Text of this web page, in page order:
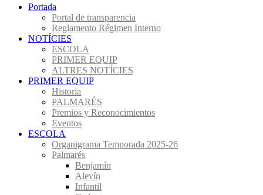
Portada
Portal de transparencia
Reglamento Régimen Interno
NOTÍCIES
ESCOLA
PRIMER EQUIP
ALTRES NOTÍCIES
PRIMER EQUIP
Historia
PALMARÉS
Premios y Reconocimientos
Eventos
ESCOLA
Organigrama Temporada 2025-26
Palmarés
Benjamín
Alevín
Infantil